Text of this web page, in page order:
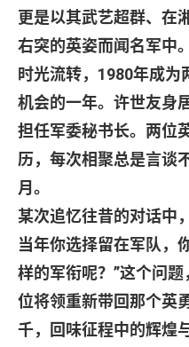
更是以其武艺超群、在
右突的英姿而闻名军中。
时光流转， 1980年成为
机会的一年。许世友身
担任军委秘书长。两位
历，每次相聚总是言谈
月。
某次追忆往昔的对话中
当年你选择留在军队，
样的军衔呢？ ”这个问题
位将领重新带回那个英
千，回味征程中的辉煌